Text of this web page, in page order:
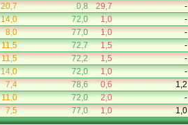
20,7 0,8 29,7 -
14,0 72,0 1,0 -
8,0 77,0 1,0 -
11,5 72,7 1,5 -
11,5 72,2 1,5 -
14,0 72,0 1,0 -
7,4 78,6 0,6 1,2
11,0 72,0 2,0 -
7,5 77,0 1,0 1,0